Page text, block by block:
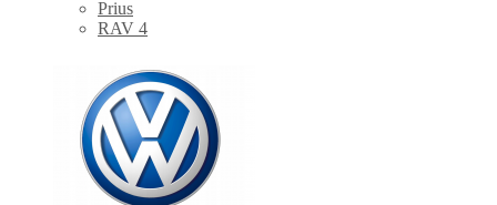
Prius
RAV 4